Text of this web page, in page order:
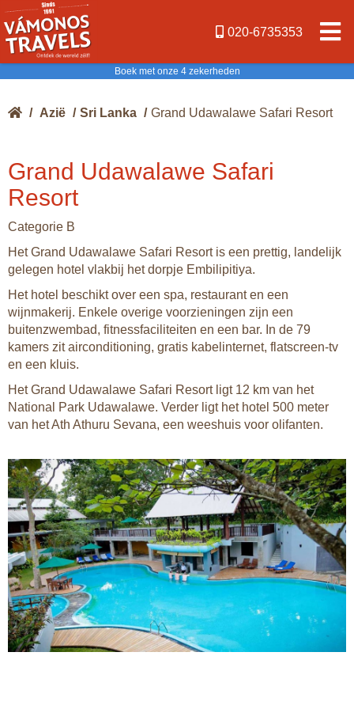
020-6735353
Boek met onze 4 zekerheden
/ Azië / Sri Lanka / Grand Udawalawe Safari Resort
Grand Udawalawe Safari
Resort
Categorie B
Het Grand Udawalawe Safari Resort is een prettig, landelijk
gelegen hotel vlakbij het dorpje Embilipitiya.
Het hotel beschikt over een spa, restaurant en een
wijnmakerij. Enkele overige voorzieningen zijn een
buitenzwembad, fitnessfaciliteiten en een bar. In de 79
kamers zit airconditioning, gratis kabelinternet, flatscreen-tv
en een kluis.
Het Grand Udawalawe Safari Resort ligt 12 km van het
National Park Udawalawe. Verder ligt het hotel 500 meter
van het Ath Athuru Sevana, een weeshuis voor olifanten.